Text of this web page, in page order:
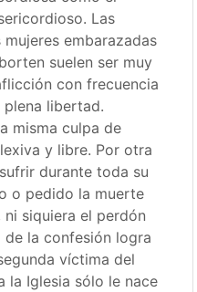
Las
embarazadas
suelen ser muy
con frecuencia
libertad.
misma culpa de
y libre. Por otra
durante toda su
o pedido la muerte
ni siquiera el perdón
de la confesión logra
víctima del
la Iglesia sólo le nace